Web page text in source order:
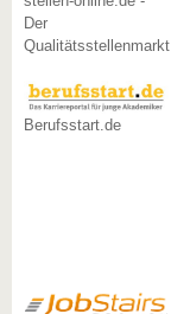
Der
Qualitätsstellenmarkt
Berufsstart.de